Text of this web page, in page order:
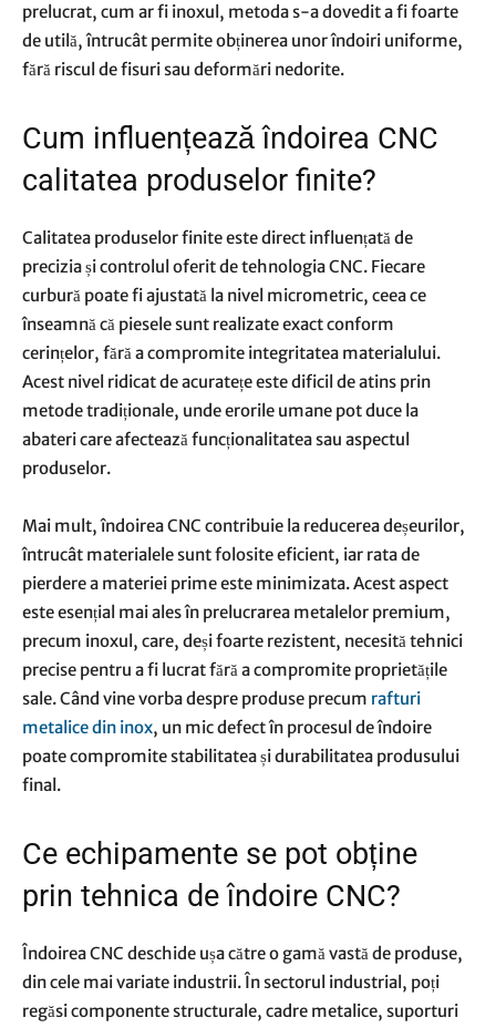
prelucrat, cum ar fi inoxul, metoda s-a dovedit a fi foarte
de utilă, întrucât permite obținerea unor îndoiri uniforme,
fără riscul de fisuri sau deformări nedorite.
Cum influențează îndoirea CNC
calitatea produselor finite?
Calitatea produselor finite este direct influențată de
precizia și controlul oferit de tehnologia CNC. Fiecare
curbură poate fi ajustată la nivel micrometric, ceea ce
înseamnă că piesele sunt realizate exact conform
cerințelor, fără a compromite integritatea materialului.
Acest nivel ridicat de acuratețe este dificil de atins prin
metode tradiționale, unde erorile umane pot duce la
abateri care afectează funcționalitatea sau aspectul
produselor.
Mai mult, îndoirea CNC contribuie la reducerea deșeurilor,
întrucât materialele sunt folosite eficient, iar rata de
pierdere a materiei prime este minimizata. Acest aspect
este esențial mai ales în prelucrarea metalelor premium,
precum inoxul, care, deși foarte rezistent, necesită tehnici
precise pentru a fi lucrat fără a compromite proprietățile
sale. Când vine vorba despre produse precum rafturi
metalice din inox, un mic defect în procesul de îndoire
poate compromite stabilitatea și durabilitatea produsului
final.
Ce echipamente se pot obține
prin tehnica de îndoire CNC?
Îndoirea CNC deschide ușa către o gamă vastă de produse,
din cele mai variate industrii. În sectorul industrial, poți
regăsi componente structurale, cadre metalice, suporturi